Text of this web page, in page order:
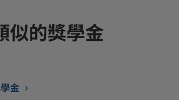
似的獎學金
金